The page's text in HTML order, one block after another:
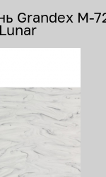
Grandex M-